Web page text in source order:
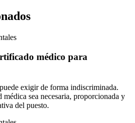
médico para
exigir de forma indiscriminada.
médica sea necesaria, proporcionada y
del puesto.